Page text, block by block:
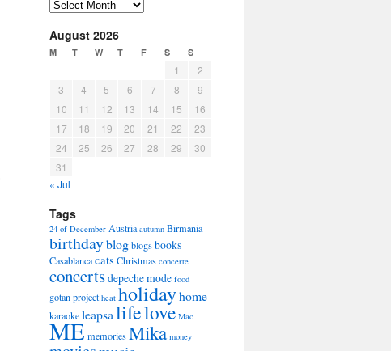
Arhiva
August 2026
M T W T F S S
1
2
3
4 5 6 7 8
9
10
11 12 13 14 15
16
17
18 19 20 21 22
23
24
25 26 27 28 29
30
31
« Jul
Tags
24 of December Austria autumn Birmania
birthdayblogblogsbooks
Casablancacats Christmas concerte
concertsdepeche mode food
gotan project heat holidayhome
karaokeleapsalifelove Mac
MEmemoriesMika money